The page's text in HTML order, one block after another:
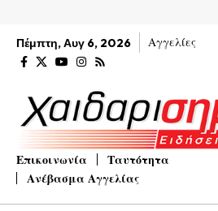
Πέμπτη, Αυγ 6, 2026 Αγγελίες
Επικοινωνία
Ταυτότητα
Ανέβασμα Αγγελίας